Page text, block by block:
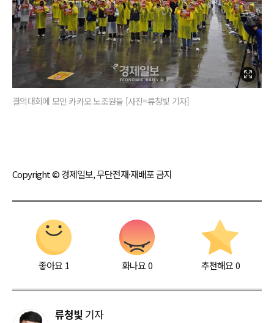
결의대회에 모인 카카오 노조원들 [사진=류청빛 기자]
Copyright © 경제일보, 무단전재·재배포 금지
좋아요 1 화나요0 추천해요 0
류청빛 기자